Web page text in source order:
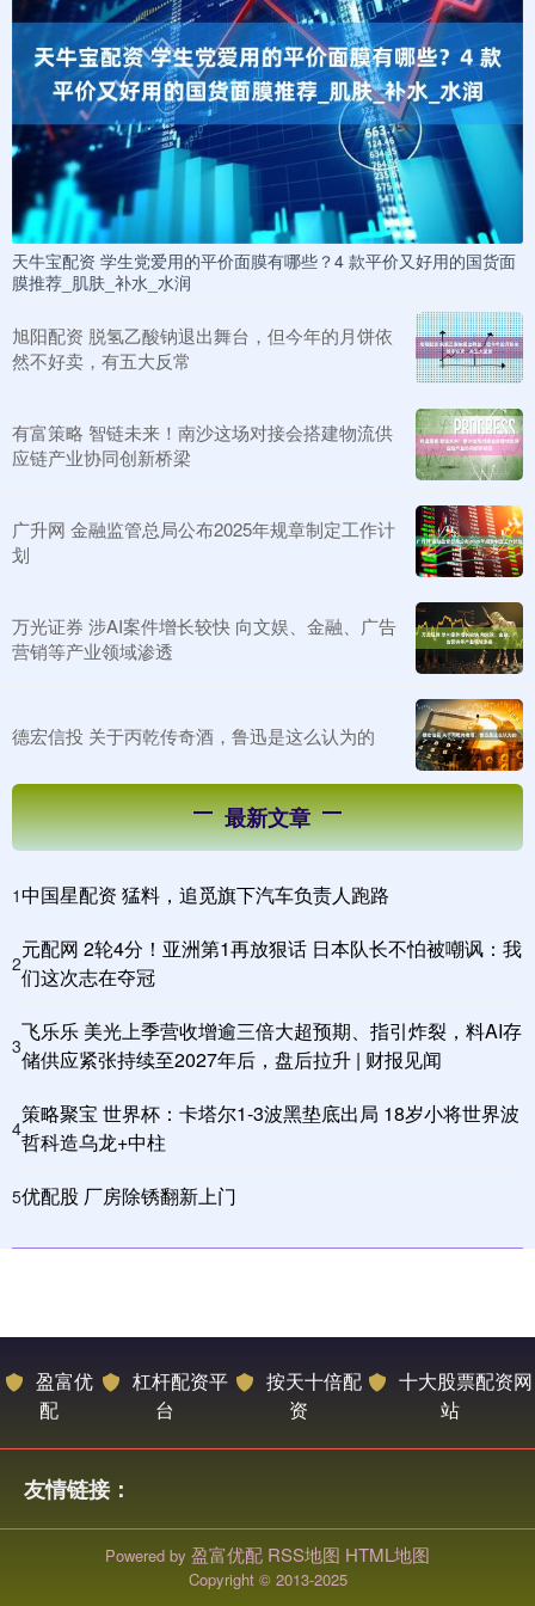
天牛宝配资 学生党爱用的平价面膜有哪些？4 款平价又好用的国货面
膜推荐_肌肤_补水_水润
旭阳配资 脱氢乙酸钠退出舞台，但今年的月饼依
然不好卖，有五大反常
有富策略 智链未来！南沙这场对接会搭建物流供
应链产业协同创新桥梁
广升网 金融监管总局公布2025年规章制定工作计
划
万光证券 涉AI案件增长较快 向文娱、金融、广告
营销等产业领域渗透
德宏信投 关于丙乾传奇酒，鲁迅是这么认为的
最新文章
1中国星配资 猛料，追觅旗下汽车负责人跑路
2
元配网 2轮4分！亚洲第1再放狠话 日本队长不怕被嘲讽：我
们这次志在夺冠
3
飞乐乐 美光上季营收增逾三倍大超预期、指引炸裂，料AI存
储供应紧张持续至2027年后，盘后拉升 | 财报见闻
4
策略聚宝 世界杯：卡塔尔1-3波黑垫底出局 18岁小将世界波
哲科造乌龙+中柱
5优配股 厂房除锈翻新上门
盈富优
配
杠杆配资平
台
按天十倍配
资
十大股票配资网
站
友情链接：
Powered by 盈富优配 RSS地图 HTML地图
Copyright © 2013-2025